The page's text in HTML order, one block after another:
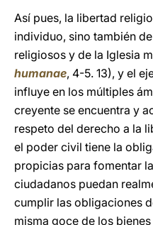
Así pues, la libertad
individuo, sino también
religiosos y de la Iglesia
humanae, 4-5. 13), y el
influye en los múltiples
creyente se encuentra y
respeto del derecho a la
el poder civil tiene la
propicias para fomentar
ciudadanos puedan
cumplir las obligaciones
misma goce de los